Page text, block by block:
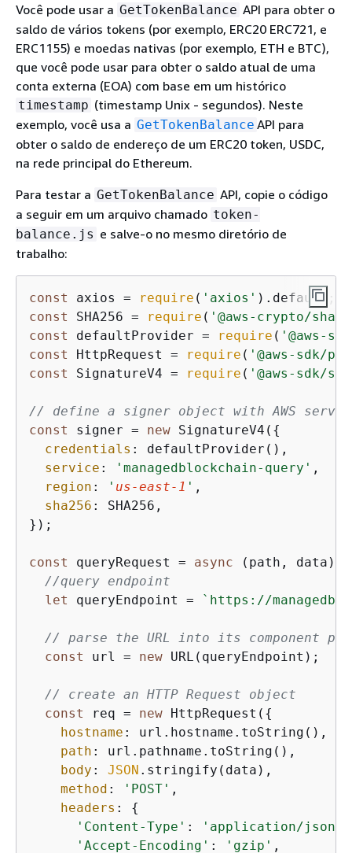
Você pode usar a GetTokenBalance API para obter o
saldo de vários tokens (por exemplo, ERC20 ERC721, e
ERC1155) e moedas nativas (por exemplo, ETH e BTC),
que você pode usar para obter o saldo atual de uma
conta externa (EOA) com base em um histórico
timestamp (timestamp Unix - segundos). Neste
exemplo, você usa a GetTokenBalance API para
obter o saldo de endereço de um ERC20 token, USDC,
na rede principal do Ethereum.
Para testar a GetTokenBalance API, copie o código
a seguir em um arquivo chamado token-
balance.js e salve-o no mesmo diretório de
trabalho:
const axios = require ( 'axios'
const
SHA256 = require ( '@aws-crypto/
const
defaultProvider = require ( '@aws-
const
HttpRequest = require ( '@aws-sdk/
const
SignatureV4 = require ( '@aws-sdk/
// define a signer object with AWS
const
signer = new SignatureV4( {
credentials : defaultProvider(),
service : 'managedblockchain-query' ,
region : ' us-east-1 ' ,
sha256 : SHA256,
});
const queryRequest = async (path, data)
//query endpoint
let
queryEndpoint = `https://
// parse the URL into its component
const
url = new URL(queryEndpoint);
// create an HTTP Request object
const
req = new HttpRequest( {
hostname : url.hostname.toString(),
path : url.pathname.toString(),
body : JSON .stringify(data),
method : 'POST' ,
headers : {
'Content-Type' : 'application/json'
'Accept-Encoding' : 'gzip' ,